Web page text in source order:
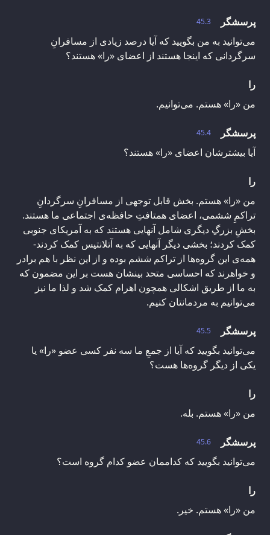
45.3
پرسشگر
می‌توانید به من بگویید که آیا درصد زیادی از مسافرانِ
سرگردانی که اینجا هستند از اعضای «را» هستند؟
را
من «را» هستم. می‌توانیم.
45.4
پرسشگر
آیا بیشترشان اعضای «را» هستند؟
را
من «را» هستم. بخش قابل توجهی از مسافرانِ سرگردانِ
تراکمِ ششمی، اعضای همتافتِ حافظه‌ی اجتماعی ما هستند.
بخشِ بزرگِ دیگری شامل آنهایی هستند که به آمریکای جنوبی
کمک کردند؛ بخشی دیگر آنهایی که به آتلانتیس کمک کردند-
همه‌ی این گروه‌ها از تراکم ششم بوده و از این نظر با هم برادر
و خواهرند که احساسی متحد بینشان هست بر این مضمون که
به ما از طریق اشکالی همچون اهرام کمک شد و لذا ما نیز
می‌توانیم به مردمانتان کنیم.
45.5
پرسشگر
می‌توانید بگویید که آیا از جمعِ ما سه نفر کسی عضو «را» یا
یکی از دیگر گروه‌ها هست؟
را
من «را» هستم. بله.
45.6
پرسشگر
می‌توانید بگویید که کداممان عضو کدام گروه است؟
را
من «را» هستم. خیر.